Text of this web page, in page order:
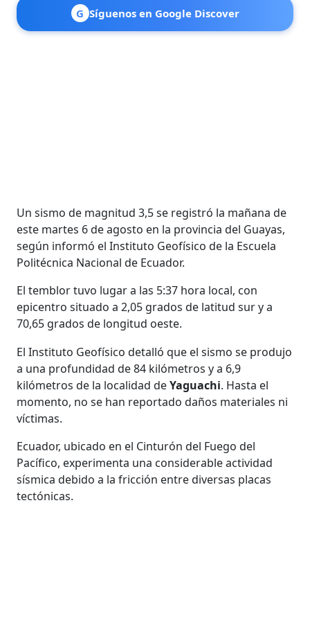
G Síguenos en Google Discover
Un sismo de magnitud 3,5 se registró la mañana de
este martes 6 de agosto en la provincia del Guayas,
según informó el Instituto Geofísico de la Escuela
Politécnica Nacional de Ecuador.
El temblor tuvo lugar a las 5:37 hora local, con
epicentro situado a 2,05 grados de latitud sur y a
70,65 grados de longitud oeste.
El Instituto Geofísico detalló que el sismo se produjo
a una profundidad de 84 kilómetros y a 6,9
kilómetros de la localidad deYaguachi. Hasta el
momento, no se han reportado daños materiales ni
víctimas.
Ecuador, ubicado en el Cinturón del Fuego del
Pacífico, experimenta una considerable actividad
sísmica debido a la fricción entre diversas placas
tectónicas.